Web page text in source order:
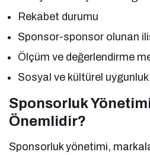
Rekabet durumu
Sponsor-sponsor olunan
Ölçüm ve değerlendirme
Sosyal ve kültürel uygunluk
Sponsorluk
Önemlidir?
Sponsorluk yönetimi,